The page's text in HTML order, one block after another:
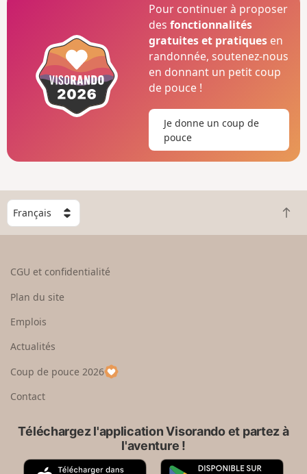
Pour continuer à proposer
desfonctionnalités
gratuites et pratiques en
randonnée, soutenez-nous
en donnant un petit coup
de pouce !
Je donne un coup de
pouce
C
h
o
e
u
p
a
R
e
CGU et confidentialité
Plan du site
Emplois
Actualités
Coup de pouce 2026
Contact
Téléchargez l'application Visorando et partez à
l'aventure !
A
G